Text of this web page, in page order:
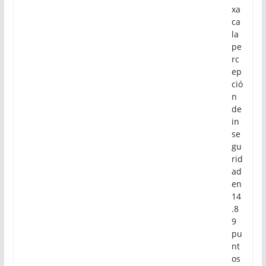
xa
ca
la
pe
rc
ep
ció
n
de
in
se
gu
rid
ad
en
14
.8
9
pu
nt
os